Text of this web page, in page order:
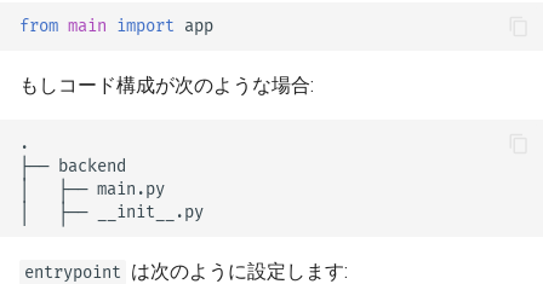
from main import app
もしコード構成が次のような場合:
entrypoint は次のように設定します: